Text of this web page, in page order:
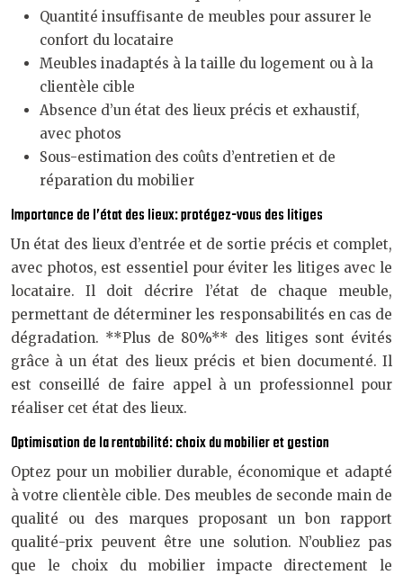
Quantité insuffisante de meubles pour assurer le
confort du locataire
Meubles inadaptés à la taille du logement ou à la
clientèle cible
Absence d’un état des lieux précis et exhaustif,
avec photos
Sous-estimation des coûts d’entretien et de
réparation du mobilier
Importance de l’état des lieux: protégez-vous des litiges
Un état des lieux d’entrée et de sortie précis et complet,
avec photos, est essentiel pour éviter les litiges avec le
locataire. Il doit décrire l’état de chaque meuble,
permettant de déterminer les responsabilités en cas de
dégradation. **Plus de 80%** des litiges sont évités
grâce à un état des lieux précis et bien documenté. Il
est conseillé de faire appel à un professionnel pour
réaliser cet état des lieux.
Optimisation de la rentabilité: choix du mobilier et gestion
Optez pour un mobilier durable, économique et adapté
à votre clientèle cible. Des meubles de seconde main de
qualité ou des marques proposant un bon rapport
qualité-prix peuvent être une solution. N’oubliez pas
que le choix du mobilier impacte directement le